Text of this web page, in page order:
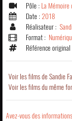
Pôle : La
Date : 2018
Réalisateur :
Format :
Référence original
Voir les films de Sandie
Voir les films du même
Avez-vous des